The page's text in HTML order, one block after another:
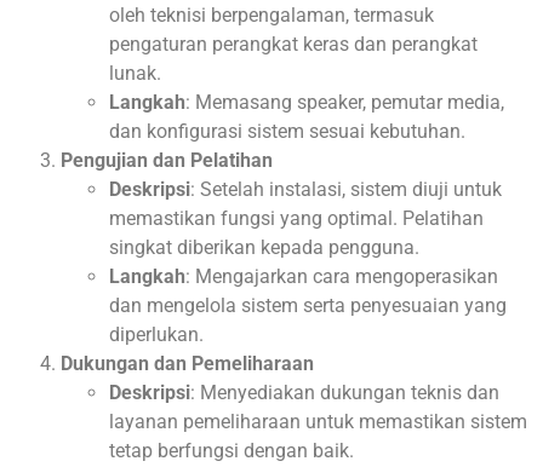
oleh teknisi berpengalaman, termasuk
pengaturan perangkat keras dan perangkat
lunak.
Langkah: Memasang speaker, pemutar media,
dan konfigurasi sistem sesuai kebutuhan.
Pengujian dan Pelatihan
Deskripsi: Setelah instalasi, sistem diuji untuk
memastikan fungsi yang optimal. Pelatihan
singkat diberikan kepada pengguna.
Langkah: Mengajarkan cara mengoperasikan
dan mengelola sistem serta penyesuaian yang
diperlukan.
Dukungan dan Pemeliharaan
Deskripsi: Menyediakan dukungan teknis dan
layanan pemeliharaan untuk memastikan sistem
tetap berfungsi dengan baik.